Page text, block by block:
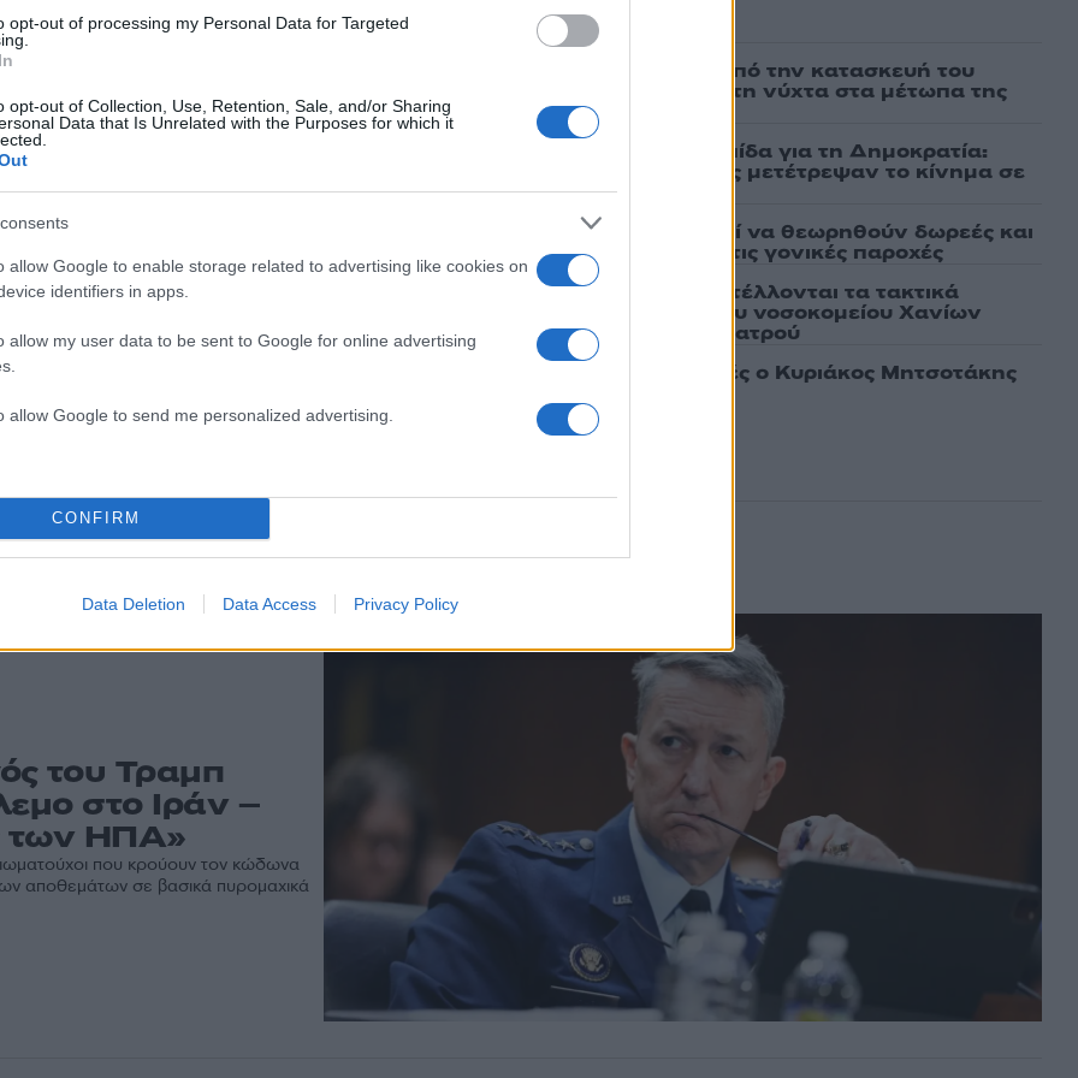
opt-out of processing my Personal Data for Targeted
opt-out of Collection, Use, Retention, Sale, and/or Sharing
Data that Is Unrelated with the Purposes for which it
allow Google to enable storage related to advertising like cookies on
identifiers in apps.
allow my user data to be sent to Google for online advertising
allow Google to send me personalized advertising.
CONFIRM
Data Deletion Data Access Privacy Policy
την
όπως και
με νεκρούς
τη
τον έναν χρόνο
ρωτούσε πόσο να
- Το παιδί
Πιο σχολιασμένα
Canadair 515: Οι πρώτες εικόνες από την κατασκευή του
αεροσκάφους που θα επιχειρεί και τη νύχτα στα μέτωπα της
φωτιάς
Βγήκαν ξανά τα μαχαίρια στην Ελπίδα για τη Δημοκρατία:
«Καρυστιανού, Γρατσία και Γαλανός μετέτρεψαν το κίνημα σε
φοβικό αρχηγικό κόμμα»
Μεταφορές χρημάτων: Πότε μπορεί να θεωρηθούν δωρεές και
να επιβληθεί φόρος – Τι ισχυεί για τις γονικές παροχές
Απίστευτο κι όμως αληθινό - Aναστέλλονται τα τακτικά
ραντεβού του αγγειοχειρουργού του νοσοκομείου Χανίων
επειδή κλάπηκε το μηχανάκι του γιατρού
Στα Χανιά για ολιγοήμερες διακοπές ο Κυριάκος Μητσοτάκης
του Τραμπ
στο Ιράν –
των ΗΠΑ»
που κρούουν τον κώδωνα
αποθεμάτων σε βασικά πυρομαχικά